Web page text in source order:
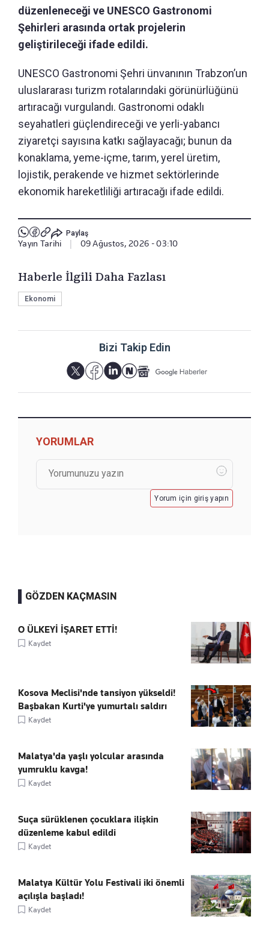
düzenleneceği ve UNESCO Gastronomi
Şehirleri arasında ortak projelerin
geliştirileceği ifade edildi.
UNESCO Gastronomi Şehri ünvanının Trabzon’un
uluslararası turizm rotalarındaki görünürlüğünü
artıracağı vurgulandı. Gastronomi odaklı
seyahatleri güçlendireceği ve yerli-yabancı
ziyaretçi sayısına katkı sağlayacağı; bunun da
konaklama, yeme-içme, tarım, yerel üretim,
lojistik, perakende ve hizmet sektörlerinde
ekonomik hareketliliği artıracağı ifade edildi.
Paylaş
Yayın Tarihi 09 Ağustos, 2026 - 03:10
Haberle İlgili Daha Fazlası
Ekonomi
Bizi Takip Edin
YORUMLAR
Yorum için giriş yapın
GÖZDEN KAÇMASIN
O ÜLKEYİ İŞARET ETTİ!
Kaydet
Kosova Meclisi'nde tansiyon yükseldi!
Başbakan Kurti'ye yumurtalı saldırı
Kaydet
Malatya'da yaşlı yolcular arasında
yumruklu kavga!
Kaydet
Suça sürüklenen çocuklara ilişkin
düzenleme kabul edildi
Kaydet
Malatya Kültür Yolu Festivali iki önemli
açılışla başladı!
Kaydet